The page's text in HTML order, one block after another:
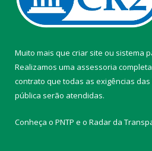
Muito mais que criar site ou sistema
Realizamos uma assessoria
contrato que todas as exigências das
pública serão atendidas.
Conheça o PNTP e o Radar da